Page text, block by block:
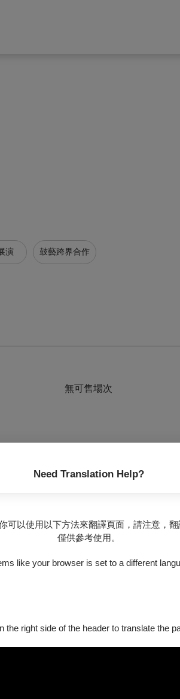
Need Translation Help?
可以使用以下方法來翻譯頁面，請注意，
僅供參考使用。
like your browser is set to a different
the right side of the header to translate the
演 鼓藝跨界合作
無可售場次
樂舞蹈的推廣，自2019成立以來，無論是
作室的全體表演者，與台灣頂尖佛朗明
鼓團「众擊坊」，與沃 佛朗明哥工作室
也構成一個多層次的藝術體驗。還能在節
者與身障者需同時入場